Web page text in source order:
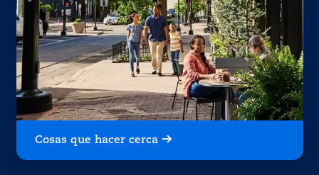
Cosas que hacer cerca